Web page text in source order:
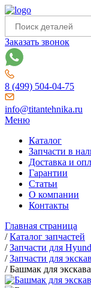
Заказать звонок
8 (499) 504-04-75
info@titantehnika.ru
Меню
Каталог
Запчасти в
Доставка и
Гарантии
Статьи
О компании
Контакты
Главная страница
/Каталог запчастей
/Запчасти для
/Запчасти для
/Башмак для